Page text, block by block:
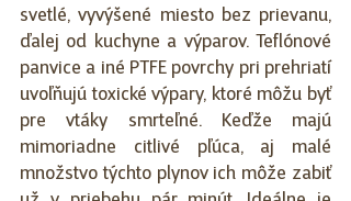
svetlé, vyvýšené miesto bez prievanu,
ďalej od kuchyne a výparov. Teflónové
panvice a iné PTFE povrchy pri prehriatí
uvoľňujú toxické výpary, ktoré môžu byť
pre vtáky smrteľné. Keďže majú
mimoriadne citlivé pľúca, aj malé
množstvo týchto plynov ich môže zabiť